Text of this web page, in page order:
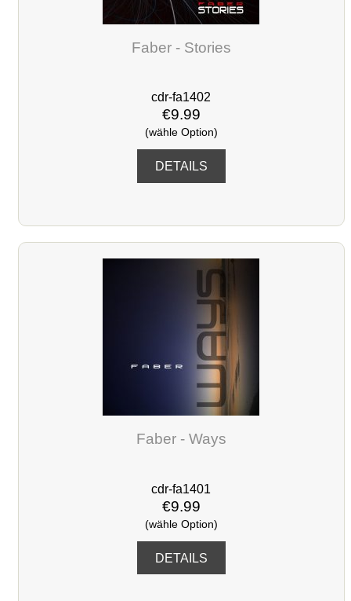
Faber - Stories
cdr-fa1402
€9.99
(wähle Option)
DETAILS
Faber - Ways
cdr-fa1401
€9.99
(wähle Option)
DETAILS